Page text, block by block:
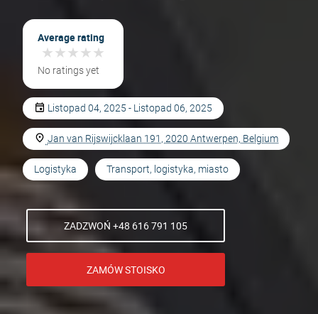
Average rating
★★★★★
★★★★★
No ratings yet
Listopad 04, 2025 - Listopad 06, 2025
Jan van Rijswijcklaan 191, 2020 Antwerpen, Belgium
Logistyka Transport, logistyka, miasto
ZADZWOŃ +48 616 791 105
ZAMÓW STOISKO